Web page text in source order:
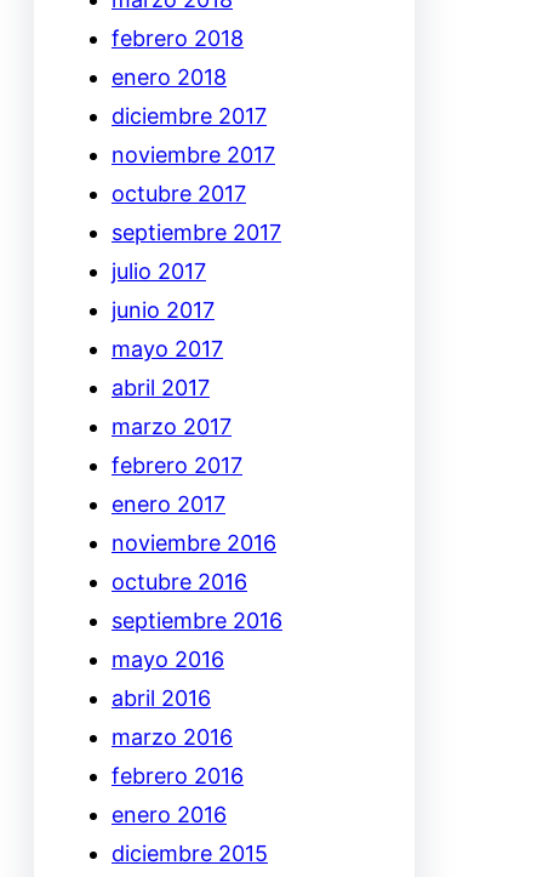
febrero 2018
enero 2018
diciembre 2017
noviembre 2017
octubre 2017
septiembre 2017
julio 2017
junio 2017
mayo 2017
abril 2017
marzo 2017
febrero 2017
enero 2017
noviembre 2016
octubre 2016
septiembre 2016
mayo 2016
abril 2016
marzo 2016
febrero 2016
enero 2016
diciembre 2015